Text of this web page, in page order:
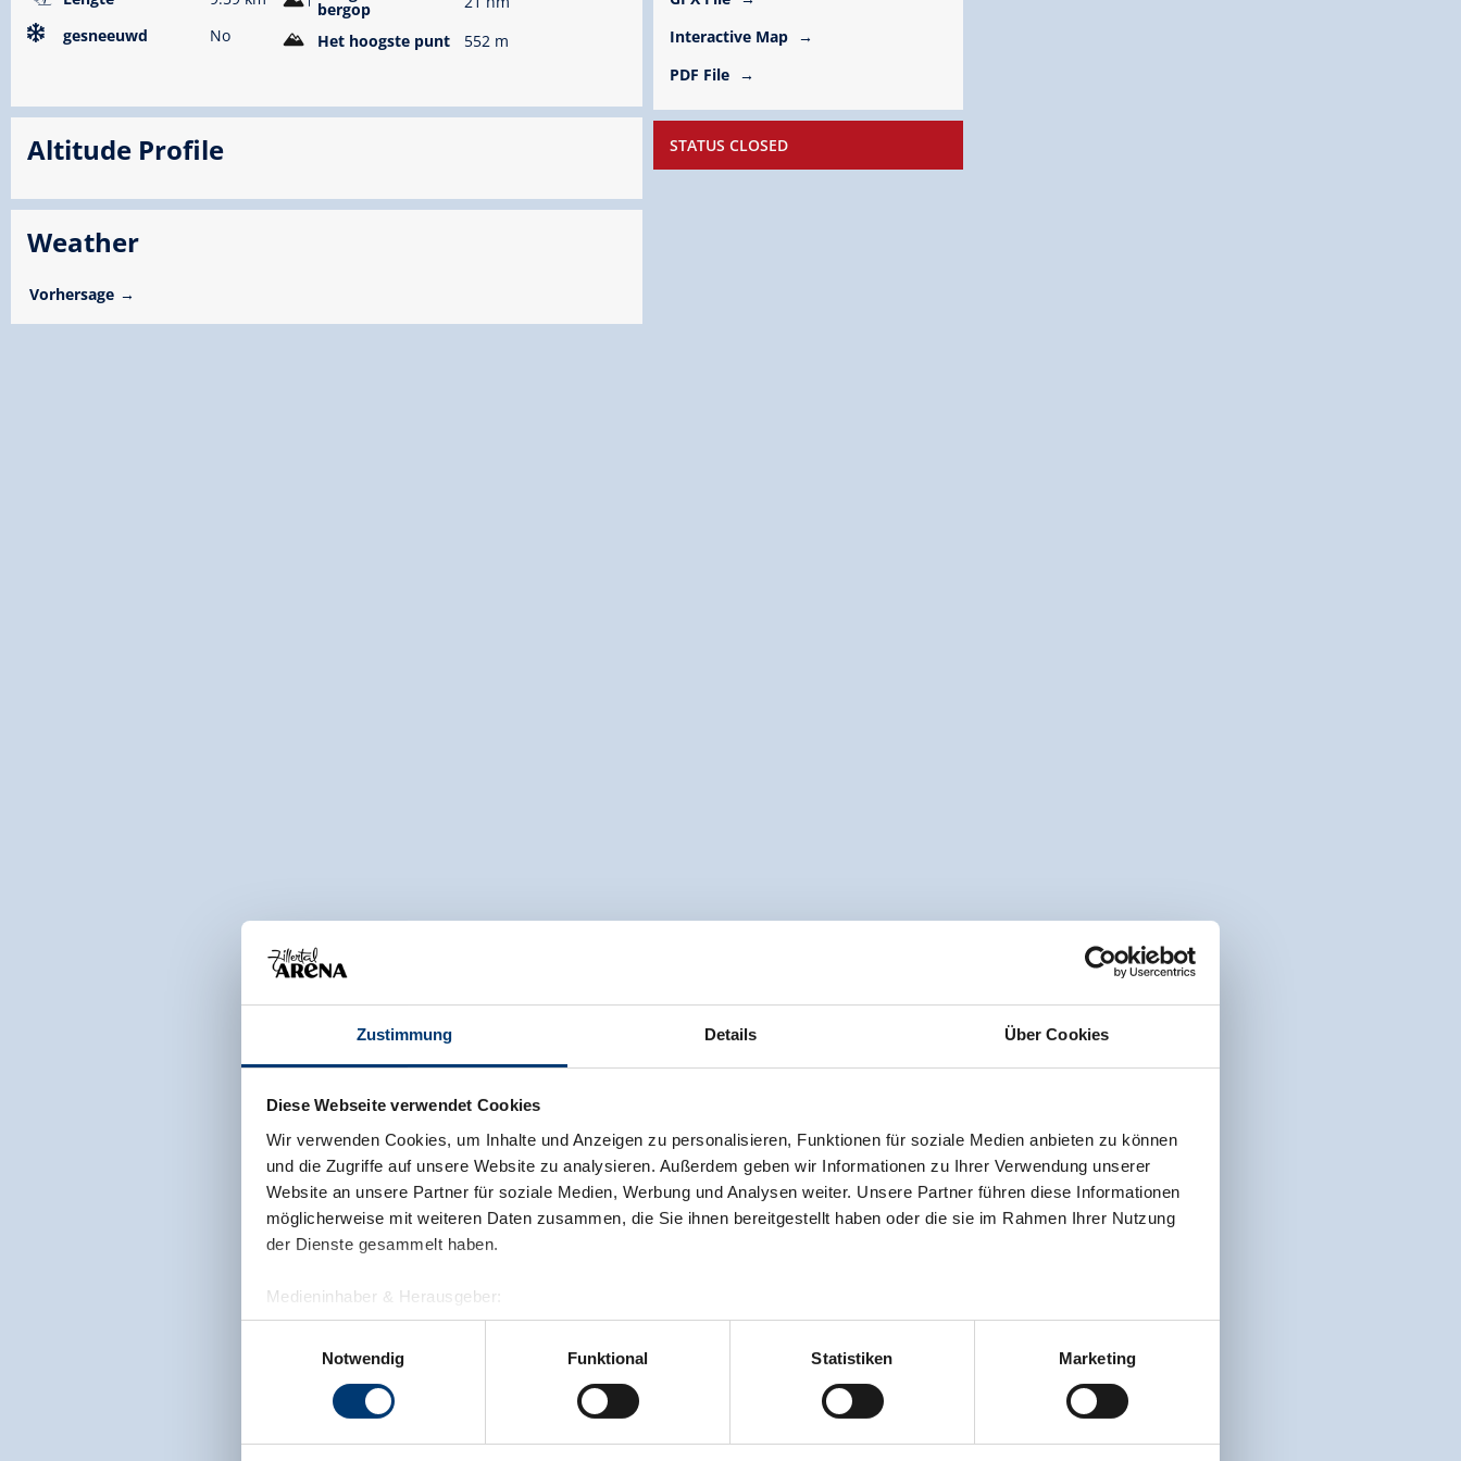
Zustimmung Details Über Cookies
Diese Webseite verwendet Cookies
Wir verwenden Cookies, um Inhalte und Anzeigen zu personalisieren, Funktionen für soziale Medien anbieten zu können
und die Zugriffe auf unsere Website zu analysieren. Außerdem geben wir Informationen zu Ihrer Verwendung unserer
Website an unsere Partner für soziale Medien, Werbung und Analysen weiter. Unsere Partner führen diese Informationen
möglicherweise mit weiteren Daten zusammen, die Sie ihnen bereitgestellt haben oder die sie im Rahmen Ihrer Nutzung
der Dienste gesammelt haben.
Medieninhaber & Herausgeber:
Zeller Bergbahnen Zillertal GmbH & Co KG
Rohr 23// A-6280 Zell am Ziller
www.zillertalarena.com
Notwendig
Funktional Statistiken Marketing
gesneeuwd
No
bergop
Het hoogste punt
552 m
Altitude Profile
Weather
Vorhersage
Interactive Map
PDF File
STATUS CLOSED